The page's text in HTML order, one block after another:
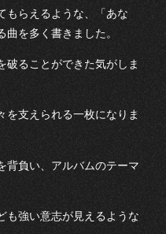
もらえるような、「あな
を多く書きました。
破ることができた気がしま
を支えられる一枚になりま
背負い、アルバムのテーマ
も強い意志が見えるような